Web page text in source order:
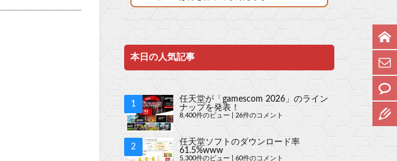
本日の人気記事
任天堂が「gamescom 2026」のライン
ナップを発表！
8,400件のビュー 26件のコメント
任天堂ソフトのダウンロード率
61.5%www
5,300件のビュー 60件のコメント